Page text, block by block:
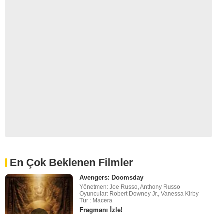
En Çok Beklenen Filmler
Avengers: Doomsday
Yönetmen: Joe Russo, Anthony Russo
Oyuncular: Robert Downey Jr., Vanessa Kirby
Tür : Macera
Fragmanı İzle!